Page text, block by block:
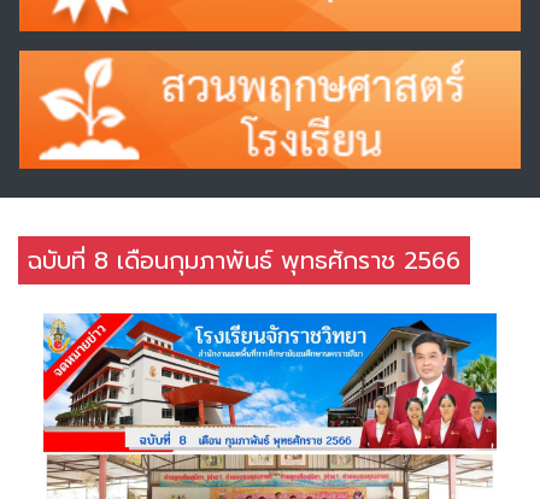
ฉบับที่ 8 เดือนกุมภาพันธ์ พุทธศักราช 2566